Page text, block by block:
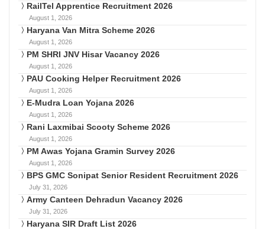
RailTel Apprentice Recruitment 2026
August 1, 2026
Haryana Van Mitra Scheme 2026
August 1, 2026
PM SHRI JNV Hisar Vacancy 2026
August 1, 2026
PAU Cooking Helper Recruitment 2026
August 1, 2026
E-Mudra Loan Yojana 2026
August 1, 2026
Rani Laxmibai Scooty Scheme 2026
August 1, 2026
PM Awas Yojana Gramin Survey 2026
August 1, 2026
BPS GMC Sonipat Senior Resident Recruitment 2026
July 31, 2026
Army Canteen Dehradun Vacancy 2026
July 31, 2026
Haryana SIR Draft List 2026